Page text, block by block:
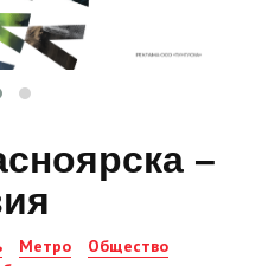
–
Метро
Общество